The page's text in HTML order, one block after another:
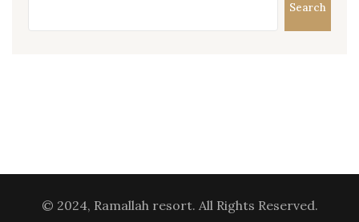
Search
© 2024, Ramallah resort. All Rights Reserved.